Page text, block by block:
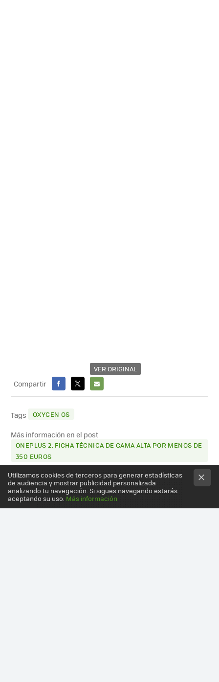
VER ORIGINAL
Compartir
FACEBOOK
X
E-
Tags OXYGEN OS
Más información en el post
ONEPLUS 2: FICHA TÉCNICA DE GAMA ALTA POR MENOS DE
350 EUROS
Utilizamos cookies de terceros para generar estadísticas
de audiencia y mostrar publicidad personalizada
analizando tu navegación. Si sigues navegando estarás
aceptando su uso. Más información